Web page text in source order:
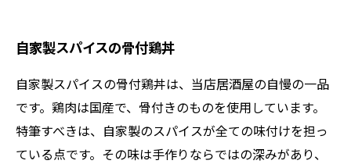
自家製スパイスの骨付鶏丼
自家製スパイスの骨付鶏丼は、当店居酒屋の自慢の一品
です。鶏肉は国産で、骨付きのものを使用しています。
特筆すべきは、自家製のスパイスが全ての味付けを担っ
ている点です。その味は手作りならではの深みがあり、